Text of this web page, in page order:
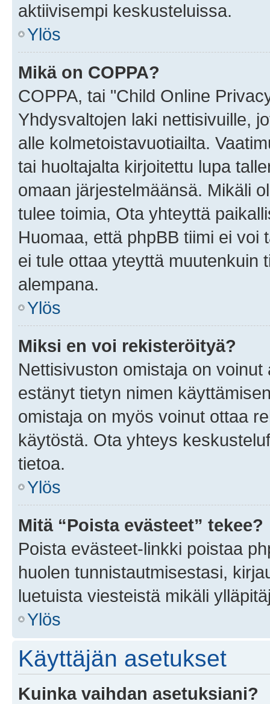
aktiivisempi keskusteluissa.
Ylös
Mikä on COPPA?
COPPA, tai "Child Online
Yhdysvaltojen laki nettisivuille,
alle kolmetoistavuotiailta.
tai huoltajalta kirjoitettu lupa
omaan järjestelmäänsä. Mikäli
tulee toimia, Ota yhteyttä
Huomaa, että phpBB tiimi ei
ei tule ottaa yteyttä muutenkuin
alempana.
Ylös
Miksi en voi rekisteröityä?
Nettisivuston omistaja on
estänyt tietyn nimen
omistaja on myös voinut ottaa
käytöstä. Ota yhteys
tietoa.
Ylös
Mitä “Poista evästeet” tekee?
Poista evästeet-linkki poistaa
huolen tunnistautmisestasi,
luetuista viesteistä mikäli
Ylös
Käyttäjän asetukset
Kuinka vaihdan asetuksiani?